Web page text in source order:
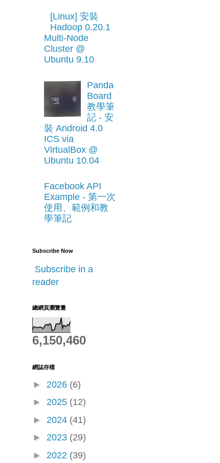
[Linux] 安裝
Hadoop 0.20.1
Multi-Node
Cluster @
Ubuntu 9.10
Panda
Board
教學筆
記 - 安
裝 Android 4.0
ICS via
VirtualBox @
Ubuntu 10.04
Facebook API
Example - 第一次
使用、範例和教
學筆記
Subscribe Now
Subscribe in a
reader
總網頁瀏覽量
6,150,460
網誌存檔
► 2026 (6)
► 2025 (12)
► 2024 (41)
► 2023 (29)
► 2022 (39)